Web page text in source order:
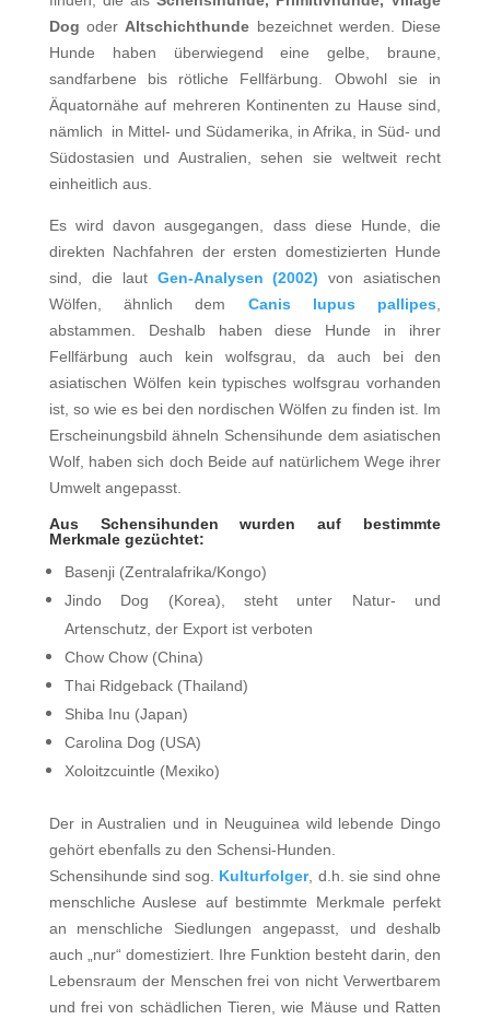
Dog oder Altschichthunde bezeichnet werden. Diese
Hunde haben überwiegend eine gelbe, braune,
sandfarbene bis rötliche Fellfärbung. Obwohl sie in
Äquatornähe auf mehreren Kontinenten zu Hause sind,
nämlich in Mittel- und Südamerika, in Afrika, in Süd- und
Südostasien und Australien, sehen sie weltweit recht
einheitlich aus.
Es wird davon ausgegangen, dass diese Hunde, die
direkten Nachfahren der ersten domestizierten Hunde
sind, die laut Gen-Analysen (2002) von asiatischen
Wölfen, ähnlich dem Canis lupus pallipes
abstammen. Deshalb haben diese Hunde in ihrer
Fellfärbung auch kein wolfsgrau, da auch bei den
asiatischen Wölfen kein typisches wolfsgrau vorhanden
ist, so wie es bei den nordischen Wölfen zu finden ist. Im
Erscheinungsbild ähneln Schensihunde dem asiatischen
Wolf, haben sich doch Beide auf natürlichem Wege ihrer
Umwelt angepasst.
Aus Schensihunden wurden auf bestimmte
Merkmale gezüchtet:
Basenji (Zentralafrika/Kongo)
Jindo Dog (Korea), steht unter Natur- und
Artenschutz, der Export ist verboten
Chow Chow (China)
Thai Ridgeback (Thailand)
Shiba Inu (Japan)
Carolina Dog (USA)
Xoloitzcuintle (Mexiko)
Der in Australien und in Neuguinea wild lebende Dingo
gehört ebenfalls zu den Schensi-Hunden.
Schensihunde sind sog. Kulturfolger, d.h. sie sind ohne
menschliche Auslese auf bestimmte Merkmale perfekt
an menschliche Siedlungen angepasst, und deshalb
auch „nur“ domestiziert. Ihre Funktion besteht darin, den
Lebensraum der Menschen frei von nicht Verwertbarem
und frei von schädlichen Tieren, wie Mäuse und Ratten